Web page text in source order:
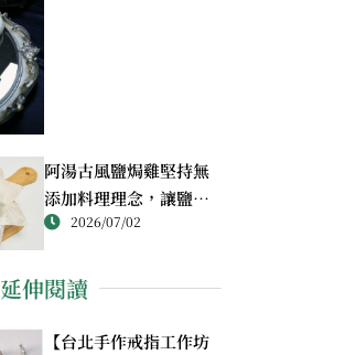
阿湯古風鹽焗雞堅持無
添加料理理念，讓鹽焗
雞回歸最純粹的風味
2026/07/02
延伸閱讀
【台北手作戒指工作坊